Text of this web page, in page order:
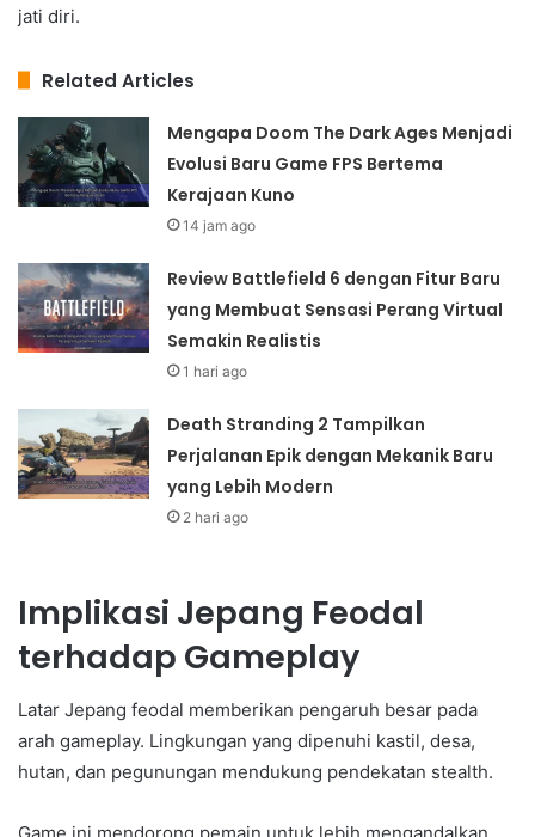
jati diri.
Related Articles
Mengapa Doom The Dark Ages Menjadi
Evolusi Baru Game FPS Bertema
Kerajaan Kuno
14 jam ago
Review Battlefield 6 dengan Fitur Baru
yang Membuat Sensasi Perang Virtual
Semakin Realistis
1 hari ago
Death Stranding 2 Tampilkan
Perjalanan Epik dengan Mekanik Baru
yang Lebih Modern
2 hari ago
Implikasi Jepang Feodal
terhadap Gameplay
Latar Jepang feodal memberikan pengaruh besar pada
arah gameplay. Lingkungan yang dipenuhi kastil, desa,
hutan, dan pegunungan mendukung pendekatan stealth.